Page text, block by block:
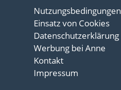
Nutzungsbedingungen
Einsatz von Cookies
Datenschutzerklärung
Werbung bei Anne
Kontakt
Impressum